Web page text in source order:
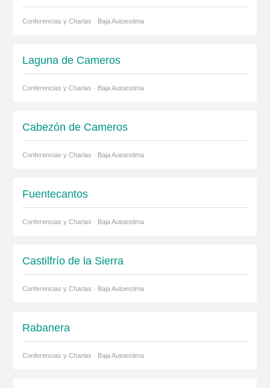
Conferencias y Charlas · Baja Autoestima
Laguna de Cameros
Conferencias y Charlas · Baja Autoestima
Cabezón de Cameros
Conferencias y Charlas · Baja Autoestima
Fuentecantos
Conferencias y Charlas · Baja Autoestima
Castilfrío de la Sierra
Conferencias y Charlas · Baja Autoestima
Rabanera
Conferencias y Charlas · Baja Autoestima